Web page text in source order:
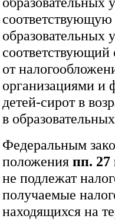
от
организациями и
детей-сирот в
в
Федеральным
положения пп.
не подлежат
получаемые
находящихся на